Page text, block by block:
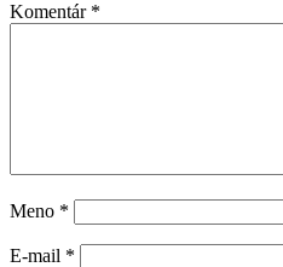
Komentár *
Meno *
E-mail *